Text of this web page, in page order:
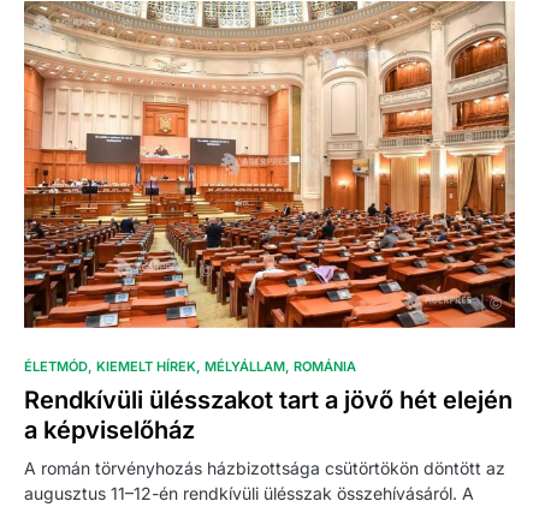
ÉLETMÓD KIEMELT HÍREK MÉLYÁLLAM ROMÁNIA
Rendkívüli ülésszakot tart a jövő hét elején
a képviselőház
A román törvényhozás házbizottsága csütörtökön döntött az
augusztus 11–12-én rendkívüli ülésszak összehívásáról. A